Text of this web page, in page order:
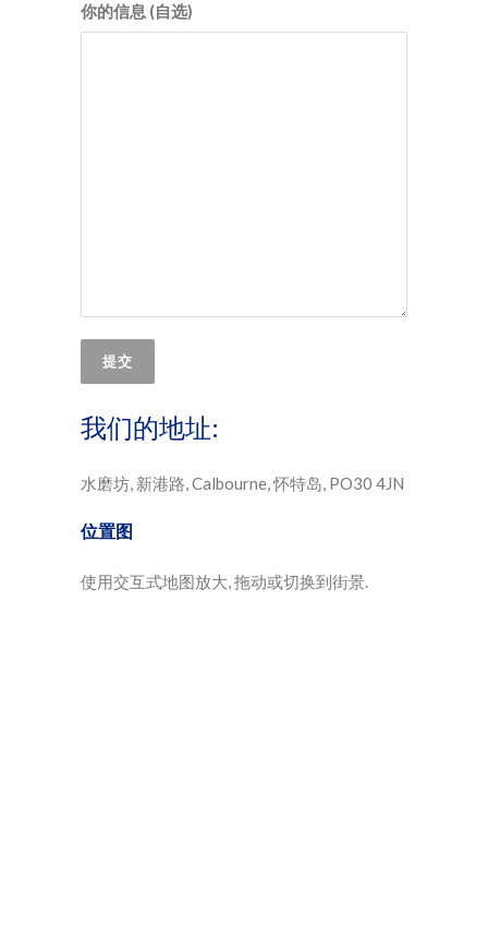
你的信息 (自选)
我们的地址:
水磨坊, 新港路, Calbourne, 怀特岛, PO30 4JN
位置图
使用交互式地图放大, 拖动或切换到街景.